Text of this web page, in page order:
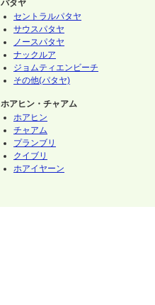
パタヤ
セントラルパタヤ
サウスパタヤ
ノースパタヤ
ナックルア
ジョムティエンビーチ
その他(パタヤ)
ホアヒン・チャアム
ホアヒン
チャアム
プランブリ
クイブリ
ホアイヤーン